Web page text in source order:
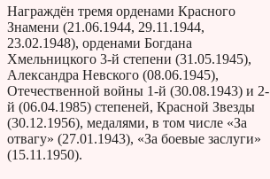
Награждён тремя орденами Красного
Знамени (21.06.1944, 29.11.1944,
23.02.1948), орденами Богдана
Хмельницкого 3-й степени (31.05.1945),
Александра Невского (08.06.1945),
Отечественной войны 1-й (30.08.1943) и 2-
й (06.04.1985) степеней, Красной Звезды
(30.12.1956), медалями, в том числе «За
отвагу» (27.01.1943), «За боевые заслуги»
(15.11.1950).